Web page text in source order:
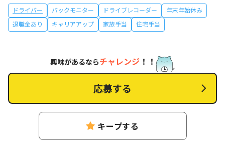
ドライバー バックモニター ドライブレコーダー
年末年始休み
退職金あり
キャリアアップ 家族手当 住宅手当
キープする
興味があるならチャレンジ ！！
応募する